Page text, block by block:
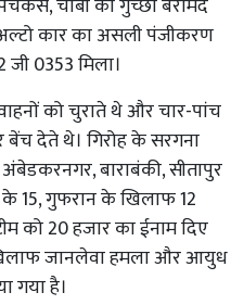
चाबी का गुच्छा बरामद
कार का असली पंजीकरण
0353 मिला।
को चुराते थे और चार-पांच
देते थे। गिरोह के सरगना
बाराबंकी, सीतापुर
के 15, गुफरान के खिलाफ 12
को 20 हजार का ईनाम दिए
जानलेवा हमला और आयुध
गया है।